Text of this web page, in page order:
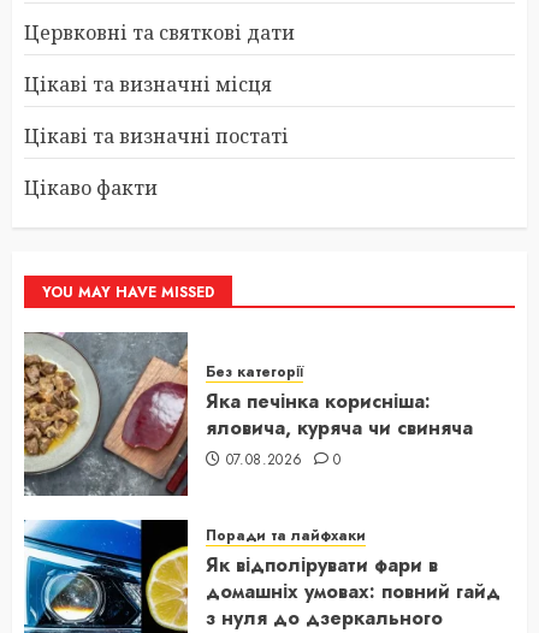
Цервковні та святкові дати
Цікаві та визначні місця
Цікаві та визначні постаті
Цікаво факти
YOU MAY HAVE MISSED
Без категорії
Яка печінка корисніша:
яловича, куряча чи свиняча
07.08.2026 0
Поради та лайфхаки
Як відполірувати фари в
домашніх умовах: повний гайд
з нуля до дзеркального